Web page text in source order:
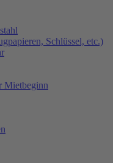
Schlüssel, etc.)
Mietbeginn